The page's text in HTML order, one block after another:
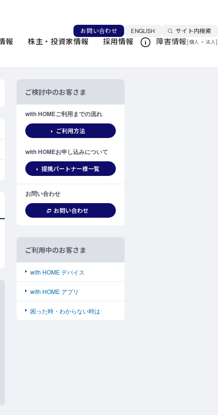
お問い合わせ ENGLISH言語を切り替える
サイト内検索
報 株主・投資家情報 採用情報 障害情報[個人 ・ 法人]
このページを印刷する
ご検討中のお客さま
with HOMEご利用までの流れ
ご利用方法
with HOMEお申し込みについて
提携パートナー様一覧
お問い合わせ
お問い合わせ
ご利用中のお客さま
with HOME デバイス
with HOME アプリ
困った時・わからない時は